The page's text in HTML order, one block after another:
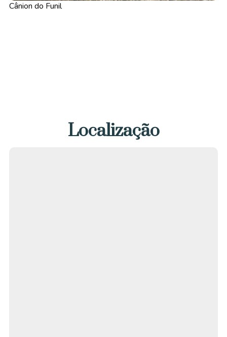
Cânion do Funil
Localização